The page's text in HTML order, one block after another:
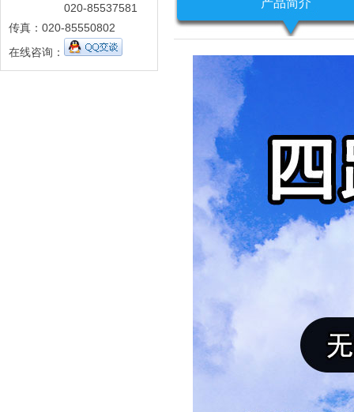
020-85537581
传真：020-85550802
在线咨询：
产品简介